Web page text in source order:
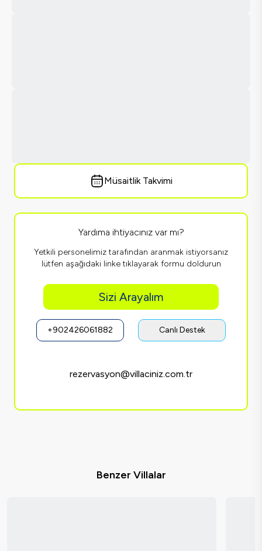
Müsaitlik Takvimi
Yardıma ihtiyacınız var mı?
Yetkili personelimiz tarafından aranmak istiyorsanız
lütfen aşağıdaki linke tıklayarak formu doldurun
Sizi Arayalım
+902426061882 Canlı Destek
rezervasyon@villaciniz.com.tr
Benzer Villalar